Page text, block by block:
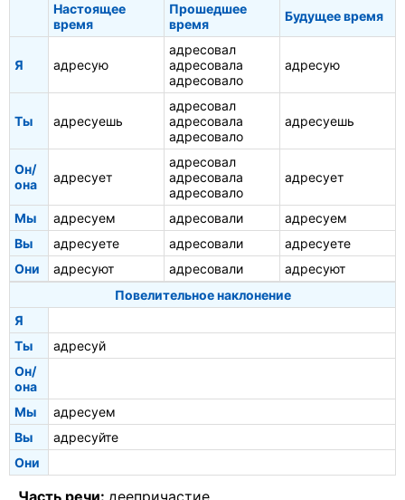
Настоящее
время
Прошедшее
время
Будущее время
Я адресую
адресовал
адресовала
адресовало
адресую
Ты адресуешь
адресовал
адресовала
адресовало
адресуешь
Он/
она
адресует
адресовал
адресовала
адресовало
адресует
Мы адресуем адресовали
адресуем
Вы
адресуете адресовали
адресуете
Они
адресуют адресовали
адресуют
Повелительное наклонение
Я
Ты
адресуй
Он/
она
Мы
адресуем
Вы
адресуйте
Они